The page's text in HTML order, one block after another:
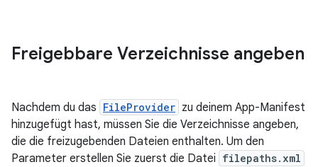
Freigebbare Verzeichnisse angeben
Nachdem du das FileProvider zu deinem App-Manifest
hinzugefügt hast, müssen Sie die Verzeichnisse angeben,
die die freizugebenden Dateien enthalten. Um den
Parameter erstellen Sie zuerst die Datei filepaths.xml